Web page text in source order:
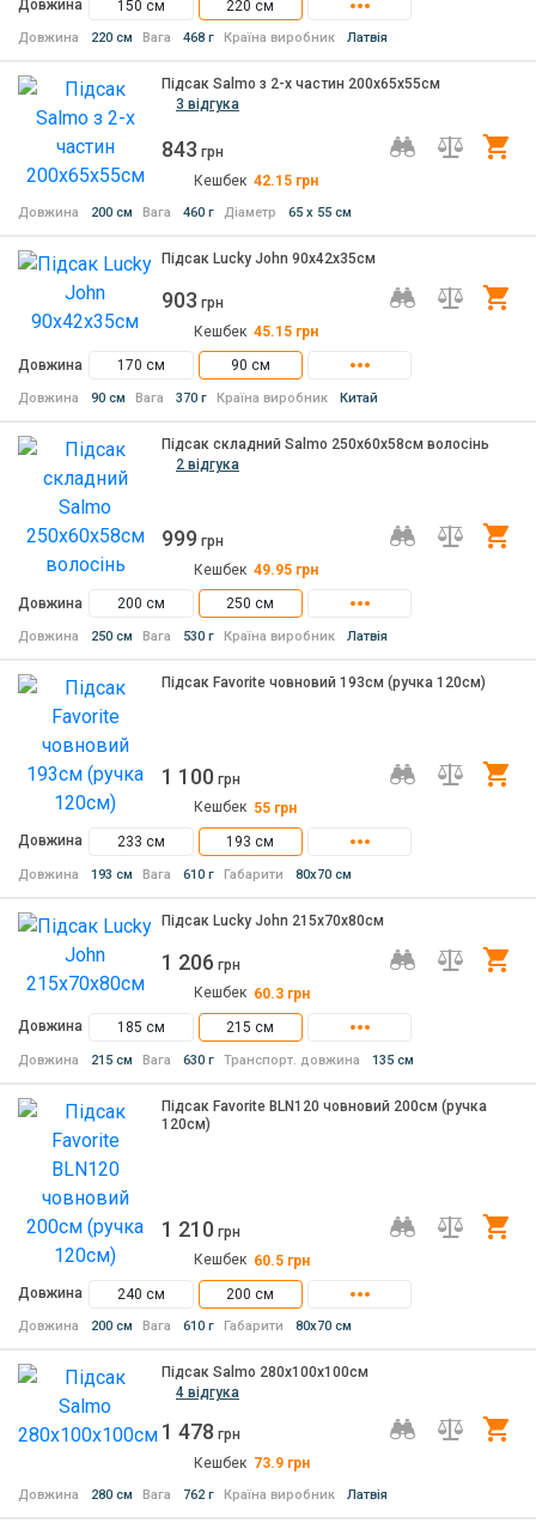
Довжина
150 см 220 см
Довжина 220 см Вага 468 г Країна виробник Латвія
3 відгука
Підсак Salmo з 2-х частин 200х65х55см
843 грн
Кешбек42.15 грн
Довжина 200 см Вага 460 г Діаметр 65 х 55 см
Підсак Lucky John 90х42х35см
903 грн
Кешбек45.15 грн
Довжина
170 см 90 см
Довжина 90 см Вага 370 г Країна виробник Китай
2 відгука
Підсак складний Salmo 250х60х58см волосінь
999 грн
Кешбек49.95 грн
Довжина
200 см 250 см
Довжина 250 см Вага 530 г Країна виробник Латвія
Підсак Favorite човновий 193см (ручка 120см)
1 100 грн
Кешбек 55 грн
Довжина
233 см 193 см
Довжина 193 см Вага 610 г Габарити 80x70 см
Підсак Lucky John 215х70х80см
1 206 грн
Кешбек 60.3 грн
Довжина
185 см 215 см
Довжина 215 см Вага 630 г Транспорт. довжина 135 см
Підсак Favorite BLN120 човновий 200см (ручка
120см)
1 210 грн
Кешбек 60.5 грн
Довжина
240 см 200 см
Довжина 200 см Вага 610 г Габарити 80x70 см
4 відгука
Підсак Salmo 280х100х100см
1 478 грн
Кешбек 73.9 грн
Довжина 280 см Вага 762 г Країна виробник Латвія